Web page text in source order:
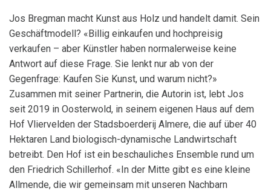
Jos Bregman macht Kunst aus Holz und handelt damit. Sein
Geschäftmodell? «Billig einkaufen und hochpreisig
verkaufen – aber Künstler haben normalerweise keine
Antwort auf diese Frage. Sie lenkt nur ab von der
Gegenfrage: Kaufen Sie Kunst, und warum nicht?»
Zusammen mit seiner Partnerin, die Autorin ist, lebt Jos
seit 2019 in Oosterwold, in seinem eigenen Haus auf dem
Hof Vliervelden der Stadsboerderij Almere, die auf über 40
Hektaren Land biologisch-dynamische Landwirtschaft
betreibt. Den Hof ist ein beschauliches Ensemble rund um
den Friedrich Schillerhof. «In der Mitte gibt es eine kleine
Allmende, die wir gemeinsam mit unseren Nachbarn